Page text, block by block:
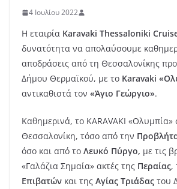
4 Ιουλίου 2022
Η εταιρία Karavaki Thessaloniki
δυνατότητα να απολαύσουμε
αποδράσεις από τη Θεσσαλονίκης
Δήμου Θερμαϊκού, με το Karavaki
αντικαθιστά τον «Άγιο Γεώργιο».
Καθημερινά, το KARAVAKI «Ολυμπία»
Θεσσαλονίκη, τόσο από την
όσο και από το Λευκό Πύργο, με τις
«Γαλάζια Σημαία» ακτές της Περαίας,
Επιβατών και της Αγίας Τριάδας του